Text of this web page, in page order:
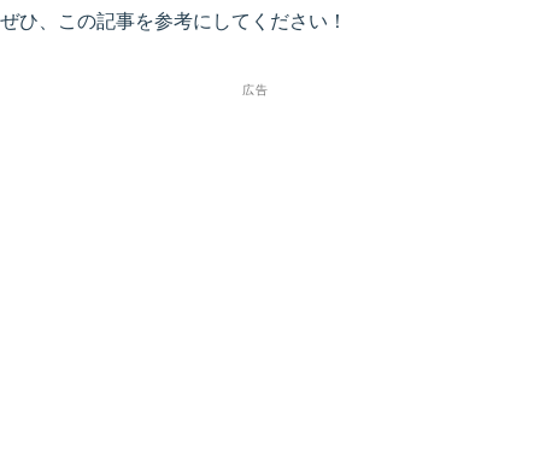
ぜひ、この記事を参考にしてください！
広告